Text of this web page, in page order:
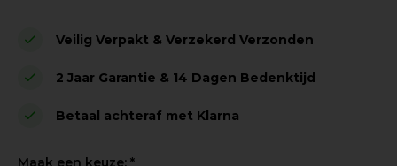
Veilig Verpakt & Verzekerd Verzonden
2 Jaar Garantie & 14 Dagen Bedenktijd
Betaal achteraf met Klarna
Maak een keuze: *